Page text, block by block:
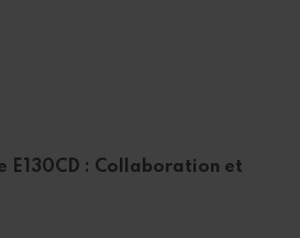
E130CD : Collaboration et